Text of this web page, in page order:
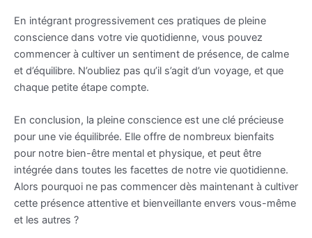
En intégrant progressivement ces pratiques de pleine
conscience dans votre vie quotidienne, vous pouvez
commencer à cultiver un sentiment de présence, de calme
et d’équilibre. N’oubliez pas qu’il s’agit d’un voyage, et que
chaque petite étape compte.
En conclusion, la pleine conscience est une clé précieuse
pour une vie équilibrée. Elle offre de nombreux bienfaits
pour notre bien-être mental et physique, et peut être
intégrée dans toutes les facettes de notre vie quotidienne.
Alors pourquoi ne pas commencer dès maintenant à cultiver
cette présence attentive et bienveillante envers vous-même
et les autres ?